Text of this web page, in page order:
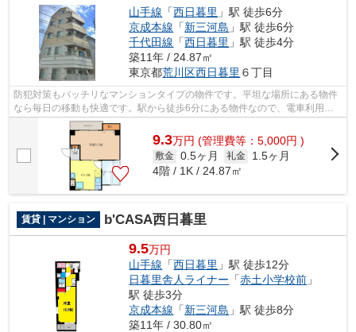
山手線 「西日暮里 」駅 徒歩6分
京成本線 「新三河島 」駅 徒歩6分
千代田線 「西日暮里 」駅 徒歩4分
築11年 / 24.87㎡
東京都荒川区西日暮里 ６丁目
防犯対策もバッチリなマンションタイプの物件です。平坦な場所にある物件
なら毎日の移動も快適です。駅から徒歩6分にある物件なので、電車利用が
多い方にオススメです。こちらは初期費...
9.3万円 (管理費等：5,000円 )
敷金 0.5ヶ月 礼金
1.5ヶ月
4階 / 1K / 24.87㎡
賃貸 | マンション b'CASA西日暮里
9.5万円
山手線 「西日暮里 」駅 徒歩12分
日暮里舎人ライナー 「赤土小学校前 」
駅 徒歩3分
京成本線 「新三河島 」駅 徒歩8分
築11年 / 30.80㎡